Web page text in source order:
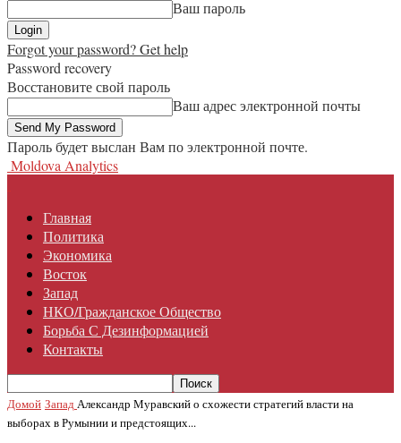
Ваш пароль
Forgot your password? Get help
Password recovery
Восстановите свой пароль
Ваш адрес электронной почты
Пароль будет выслан Вам по электронной почте.
Moldova Analytics
Главная
Политика
Экономика
Восток
Запад
НКО/гражданское Общество
Борьба С Дезинформацией
Контакты
Домой Запад Александр Муравский о схожести стратегий власти на
выборах в Румынии и предстоящих...